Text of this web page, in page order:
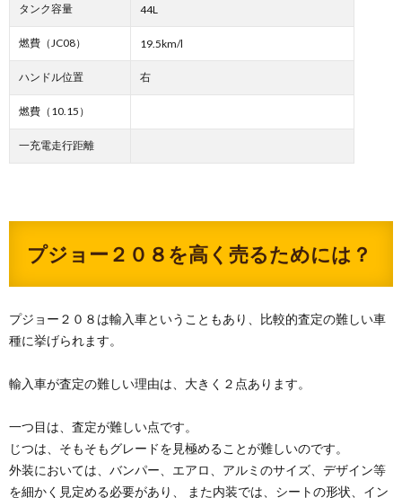
タンク容量 44L
燃費（JC08） 19.5km/l
ハンドル位置 右
燃費（10.15）
一充電走行距離
プジョー２０８を高く売るためには？
プジョー２０８は輸入車ということもあり、比較的査定の難しい車
種に挙げられます。
輸入車が査定の難しい理由は、大きく２点あります。
一つ目は、査定が難しい点です。
じつは、そもそもグレードを見極めることが難しいのです。
外装においては、バンパー、エアロ、アルミのサイズ、デザイン等
を細かく見定める必要があり、 また内装では、シートの形状、イン